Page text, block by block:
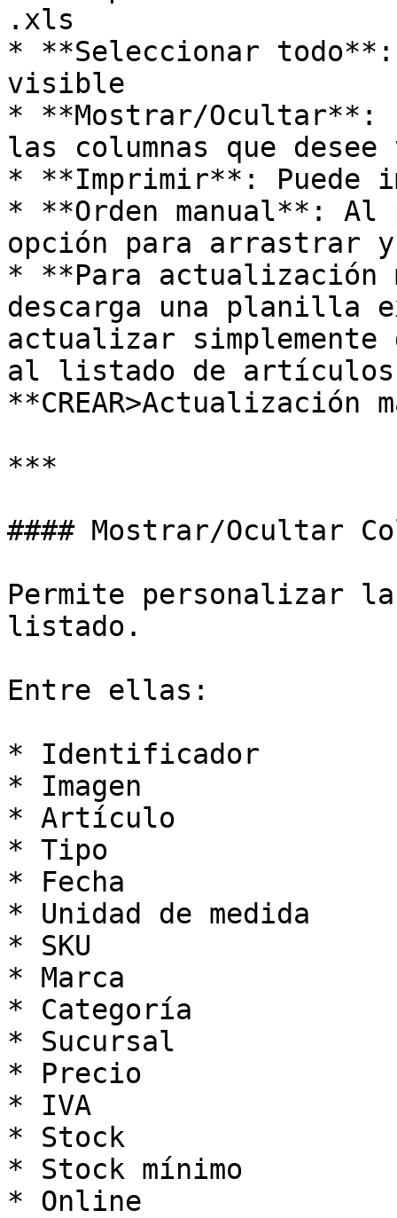
.xls
* **Seleccionar
visible
* **Mostrar/Ocultar**:
las columnas que
* **Imprimir**: Puede
* **Orden manual**:
opción para arrastrar y
* **Para actualización
descarga una planilla
actualizar
al listado de artículos
***
#### Mostrar/Ocultar
Permite personalizar
listado.
Entre ellas:
* Identificador
* Imagen
* Artículo
* Tipo
* Fecha
* Unidad de medida
* SKU
* Marca
* Categoría
* Sucursal
* Precio
* IVA
* Stock
* Stock mínimo
* Online